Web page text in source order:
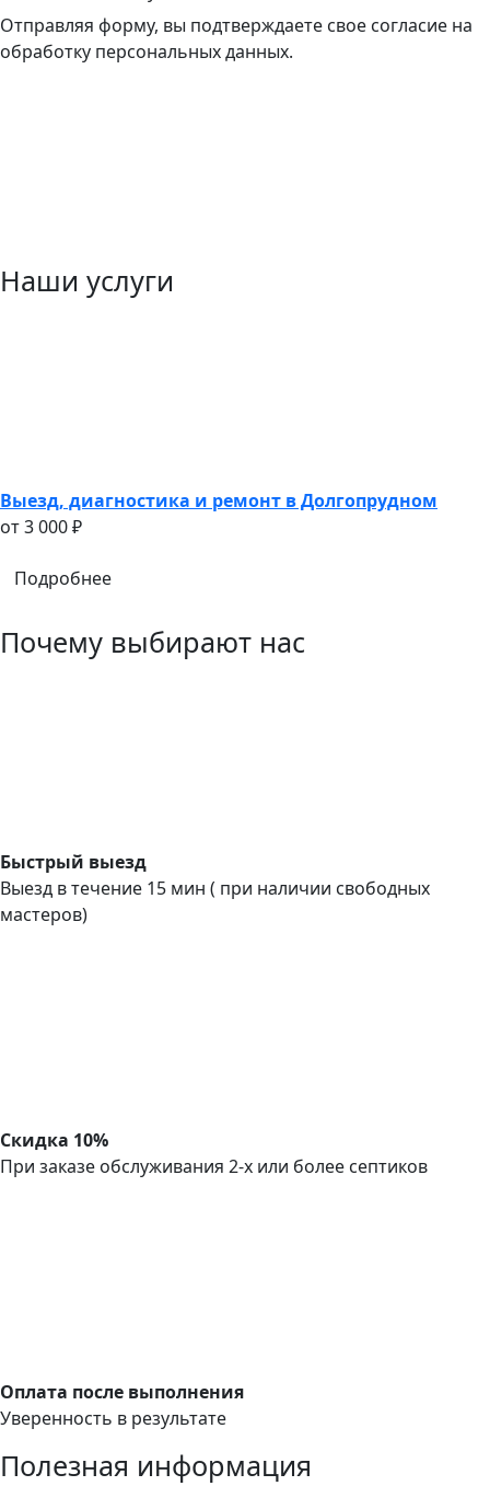
Отправляя форму, вы подтверждаете свое согласие на
обработку персональных данных.
Наши услуги
Выезд, диагностика и ремонт в Долгопрудном
oт 3 000 ₽
Подробнее
Почему выбирают нас
Быстрый выезд
Выезд в течение 15 мин ( при наличии свободных
мастеров)
Скидка 10%
При заказе обслуживания 2-х или более септиков
Оплата после выполнения
Уверенность в результате
Полезная информация